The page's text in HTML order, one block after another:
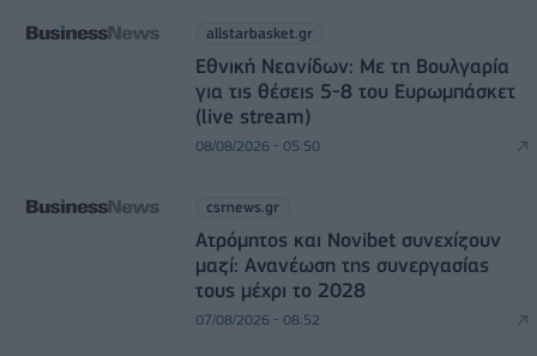
allstarbasket.gr
Εθνική Νεανίδων: Με τη Βουλγαρία
για τις θέσεις 5-8 του Ευρωμπάσκετ
(live stream)
08/08/2026 - 05:50
csrnews.gr
Ατρόμητος και Novibet συνεχίζουν
μαζί: Ανανέωση της συνεργασίας
τους μέχρι το 2028
07/08/2026 - 08:52